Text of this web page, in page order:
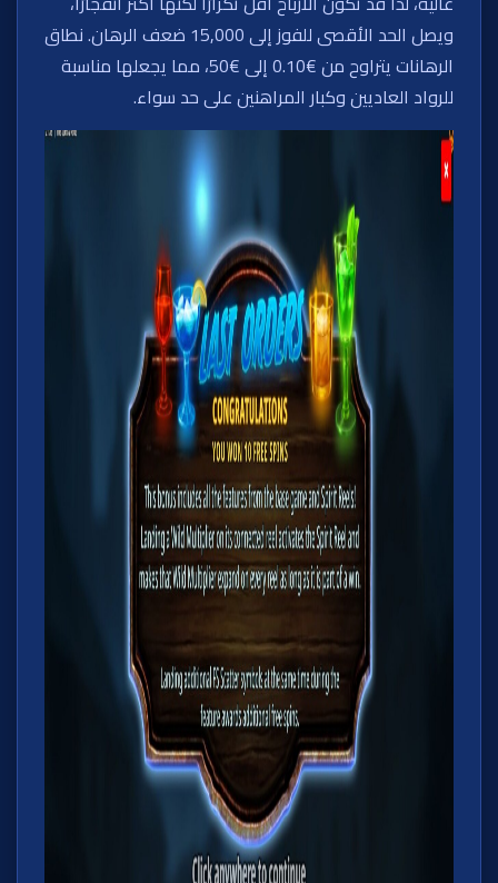
ويصل الحد الأقصى للفوز إلى 15,000 ضعف الرهان. نطاق
الرهانات يتراوح من €0.10 إلى €50، مما يجعلها مناسبة
للرواد العاديين وكبار المراهنين على حد سواء.